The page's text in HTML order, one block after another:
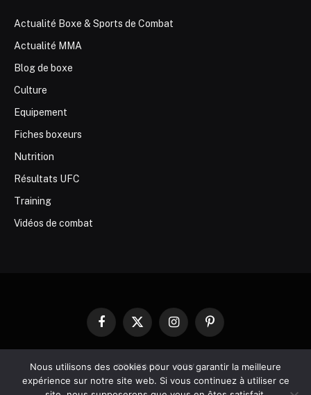
Actualité Boxe & Sports de Combat
Actualité MMA
Blog de boxe
Culture
Equipement
Fiches boxeurs
Nutrition
Résultats UFC
Training
Vidéos de combat
Facebook
X
InstagramPinterest
CONTACT CGV
Nous utilisons des cookies pour vous garantir la meilleure
expérience sur notre site web. Si vous continuez à utiliser ce